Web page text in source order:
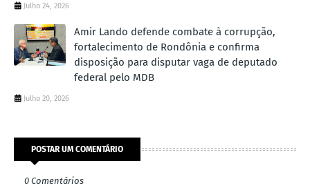
Julho 24, 2026
Amir Lando defende combate à corrupção,
fortalecimento de Rondônia e confirma
disposição para disputar vaga de deputado
federal pelo MDB
Julho 20, 2026
POSTAR UM COMENTÁRIO
0 Comentários